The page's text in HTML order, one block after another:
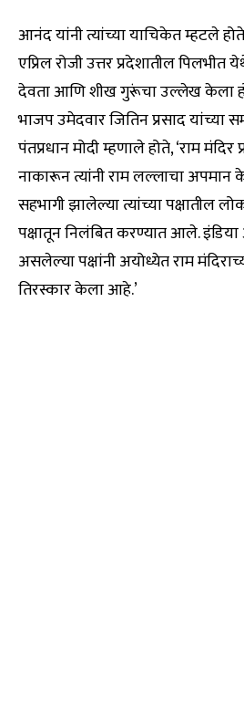
आनंद यांनी त्यांच्या याचिकेत म्हटले
एप्रिल रोजी उत्तर प्रदेशातील
देवता आणि शीख गुरूंचा उल्लेख केला
भाजप उमेदवार जितिन प्रसाद यांच्या
पंतप्रधान मोदी म्हणाले होते, ‘राम मंदिर
नाकारून त्यांनी राम लल्लाचा अपमान
सहभागी झालेल्या त्यांच्या पक्षातील
पक्षातून निलंबित करण्यात आले. इंडिया
असलेल्या पक्षांनी अयोध्येत राम
तिरस्कार केला आहे.’